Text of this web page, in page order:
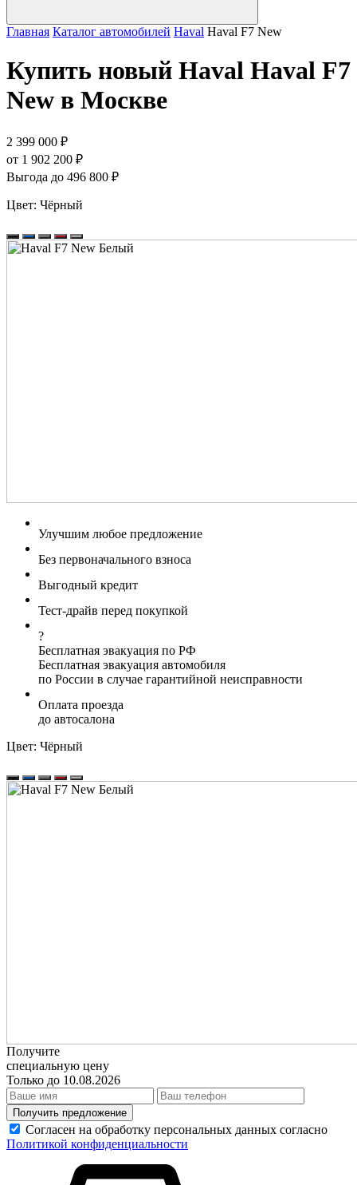
Главная Каталог автомобилей Haval Haval F7 New
Купить новый Haval Haval F7
New в Москве
2 399 000 ₽
от 1 902 200 ₽
Выгода до 496 800 ₽
Цвет: Чёрный
Улучшим любое предложение
Без первоначального взноса
Выгодный кредит
Тест-драйв перед покупкой
?
Бесплатная эвакуация по РФ
Бесплатная эвакуация автомобиля
по России в случае гарантийной неисправности
Оплата проезда
до автосалона
Цвет: Чёрный
Получите
специальную цену
Только до 10.08.2026
Получить предложение
Согласен на обработку персональных данных согласно
Политикой конфиденциальности